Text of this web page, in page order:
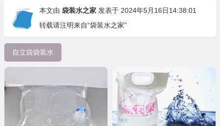
本文由 袋装水之家发表于 2024年5月16日14:38:01
转载请注明来自“袋装水之家”
自立袋袋装水